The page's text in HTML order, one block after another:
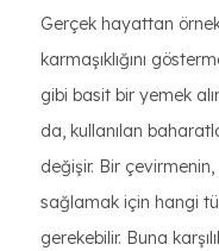
Gerçek hayattan
karmaşıklığını
gibi basit bir yemek
da, kullanılan
değişir. Bir çevirmenin,
sağlamak için hangi
gerekebilir. Buna